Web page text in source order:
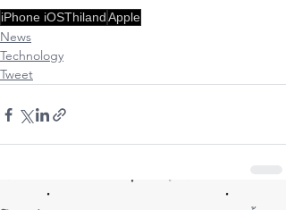
iPhone iOSThilandApple
News
Technology
Tweet